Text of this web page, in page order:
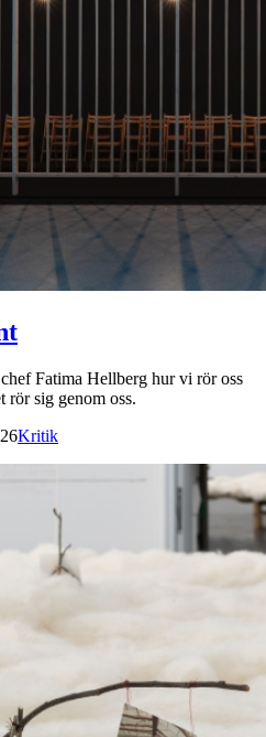
Fatima Hellberg hur vi rör oss
rör sig genom oss.
Kritik